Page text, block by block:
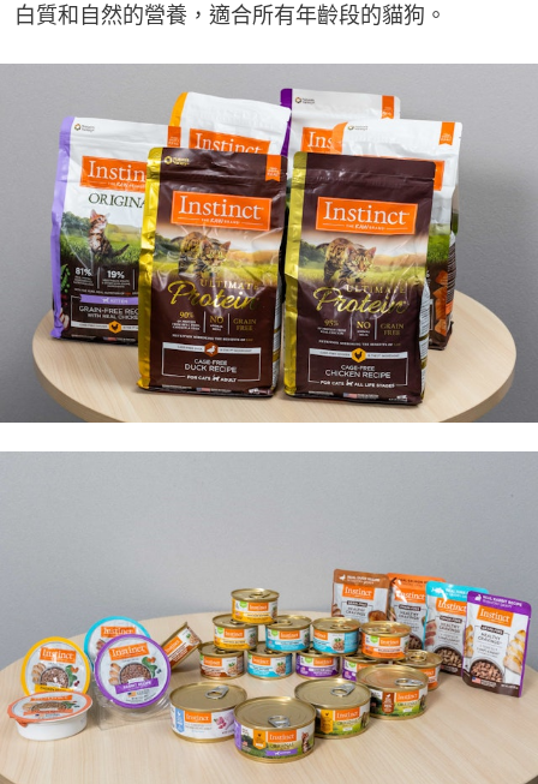
白質和自然的營養，適合所有年齡段的貓狗。